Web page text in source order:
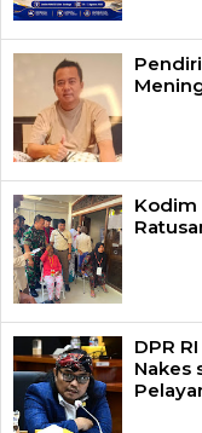
Kodim
DPR
Nakes